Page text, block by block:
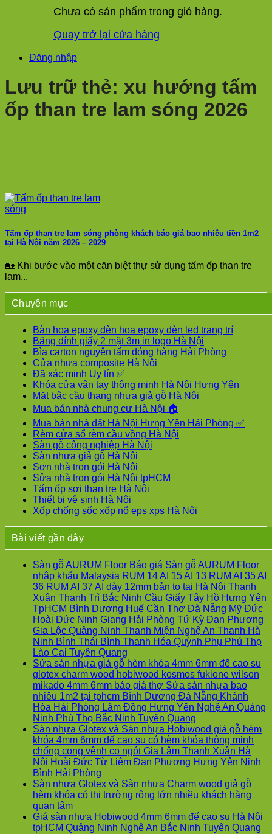
Chưa có sản phẩm trong giỏ hàng.
Quay trở lại cửa hàng
Đăng nhập
Lưu trữ thẻ: xu hướng tấm
ốp than tre lam sóng 2026
Tấm ốp than tre lam sóng phòng khách báo giá bao nhiêu tiền 1m2
tại Hà Nội năm 2026 – 2029
🏡 Khi bước vào một căn biệt thự sử dụng tấm ốp than tre
lam...
Chuyên mục
Bàn hoa epoxy đèn hoa epoxy đèn led trang trí
Băng dính giấy 2 mặt 3m in logo Hà Nội
Bìa carton nguyên tấm đóng hàng Hải Phòng
Cửa nhựa composite Hà Nội
Đã xác minh Uy tín ✅
Khóa cửa vân tay thông minh Hà Nội Hưng Yên
Mặt bậc cầu thang nhựa giả gỗ Hà Nội
Mua bán nhà chung cư Hà Nội 🏠
Mua bán nhà đất Hà Nội Hưng Yên Hải Phòng ✅
Rèm cửa sổ rèm cầu vồng Hà Nội
Sàn gỗ công nghiệp Hà Nội
Sàn nhựa giả gỗ Hà Nội
Sơn nhà trọn gói Hà Nội
Sửa nhà trọn gói Hà Nội tpHCM
Tấm ốp sợi than tre Hà Nội
Thiết bị vệ sinh Hà Nội
Xốp chống sốc xốp nổ eps xps Hà Nội
Bài viết gần đây
Sàn gỗ AURUM Floor Báo giá Sàn gỗ AURUM Floor
nhập khẩu Malaysia RUM 14 AI 15 AI 13 RUM AI 35 AI
36 RUM AI 37 AI dày 12mm bản to tại Hà Nội Thanh
Xuân Thanh Trì Bắc Ninh Cầu Giấy Tây Hồ Hưng Yên
TpHCM Bình Dương Huế Cần Thơ Đà Nẵng Mỹ Đức
Hoài Đức Ninh Giang Hải Phòng Tứ Kỳ Đan Phượng
Gia Lộc Quảng Ninh Thanh Miện Nghệ An Thanh Hà
Ninh Bình Thái Bình Thanh Hóa Quỳnh Phụ Phú Thọ
Lào Cai Tuyên Quang
có
bình
luận
ở
Sàn
gỗ
AURUM
Floor
Báo
giá
gỗ
AURUM
nhập
khẩu
Sửa sàn nhựa giả gỗ hèm khóa 4mm 6mm đế cao su
glotex charm wood hobiwood kosmos fukione wilson
mikado 4mm 6mm báo giá thợ Sửa sàn nhựa bao
nhiêu 1m2 tại tphcm Bình Dương Đà Nẵng Khánh
Hòa Hải Phòng Lâm Đồng Hưng Yên Nghệ An Quảng
Ninh Phú Thọ Bắc Ninh Tuyên Quang
có
bình
luận
ở
sàn
nhựa
gỗ
hèm
Sàn nhựa Glotex và Sàn nhựa Hobiwood giả gỗ hèm
khóa 4mm 6mm đế cao su có hèm khóa thông minh
chống cong vênh co ngót Gia Lâm Thanh Xuân Hà
Nội Hoài Đức Từ Liêm Đan Phượng Hưng Yên Ninh
Bình Hải Phòng
có
bình
ở
Sàn
Sàn nhựa Glotex và Sàn nhựa Charm wood giả gỗ
hèm khóa có thị trường rộng lớn nhiều khách hàng
quan tâmKhông
có
bình
Giá sàn nhựa Hobiwood 4mm 6mm đế cao su Hà Nội
tpHCM Quảng Ninh Nghệ An Bắc Ninh Tuyên Quang